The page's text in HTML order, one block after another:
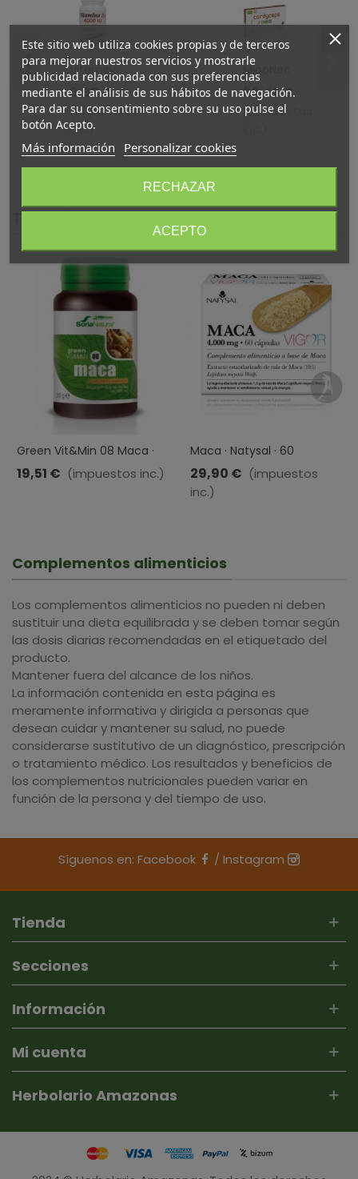
Vitamina
D3
4000IU ·
Bilema ·
90
Cápsulas
8,95 €
(impuestos
inc.)
MicoNeo
Cordyceps
· Neo ·
60
39,45 €
(impuestos
También te puede gustar
Green Vit&min 08 Maca ·
Soria Natural · 30
Comprimidos
19,51 € (impuestos inc.)
Maca · Natysal · 60
Cápsulas
29,90 € (impuestos
inc.)
Complementos alimenticios
Los complementos alimenticios no pueden ni deben
sustituir una dieta equilibrada y se deben tomar según
las dosis diarias recomendadas en el etiquetado del
producto.
Mantener fuera del alcance de los niños.
La información contenida en esta página es
meramente informativa y dirigida a personas que
desean cuidar y mantener su salud, no puede
considerarse sustitutivo de un diagnóstico, prescripción
o tratamiento médico. Los resultados y beneficios de
los complementos nutricionales pueden variar en
función de la persona y del tiempo de uso.
Síguenos en: Facebook / Instagram
Este sitio web utiliza cookies propias y de terceros
para mejorar nuestros servicios y mostrarle
publicidad relacionada con sus preferencias
mediante el análisis de sus hábitos de navegación.
Para dar su consentimiento sobre su uso pulse el
botón Acepto.
Más información Personalizar cookies
RECHAZAR
ACEPTO
Tienda
Secciones
Información
Mi cuenta
Herbolario Amazonas